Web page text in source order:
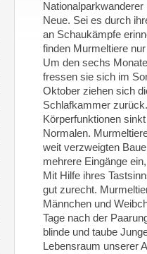
Neue. Sei es durch
an Schaukämpfe
finden Murmeltiere
Um den sechs
fressen sie sich im
Oktober ziehen sich
Schlafkammer
Körperfunktionen
Normalen.
weit verzweigten
mehrere Eingänge
Mit Hilfe ihres
gut zurecht.
Männchen und
Tage nach der
blinde und taube
Lebensraum unserer